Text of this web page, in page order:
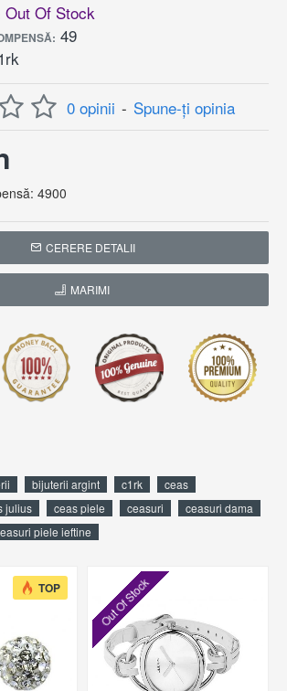
Out Of Stock
49
0 opinii - Spune-ţi opinia
4900
CERERE DETALII
MARIMI
bijuterii argint c1rk
ceas
julius ceas piele ceasuri
ceasuri dama
piele ieftine
TOP Out Of Stock